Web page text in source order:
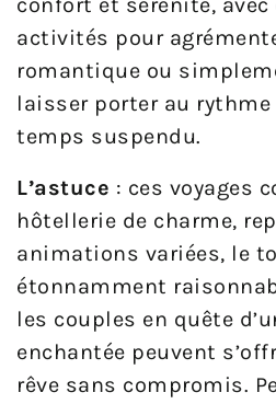
confort et sérénité, avec
activités pour
romantique ou
laisser porter au rythme
temps suspendu.
L’astuce : ces voyages
hôtellerie de charme,
animations variées, le
étonnamment
les couples en quête
enchantée peuvent
rêve sans compromis.